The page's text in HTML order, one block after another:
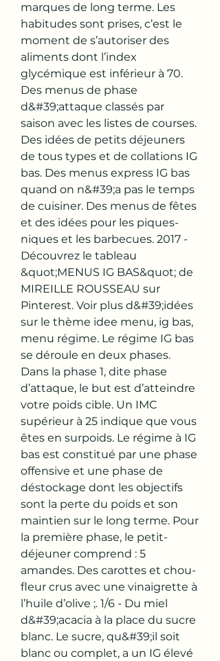
marques de long terme. Les
habitudes sont prises, c’est le
moment de s’autoriser des
aliments dont l’index
glycémique est inférieur à 70.
Des menus de phase
d&#39;attaque classés par
saison avec les listes de courses.
Des idées de petits déjeuners
de tous types et de collations IG
bas. Des menus express IG bas
quand on n&#39;a pas le temps
de cuisiner. Des menus de fêtes
et des idées pour les piques-
niques et les barbecues. 2017 -
Découvrez le tableau
&quot;MENUS IG BAS&quot; de
MIREILLE ROUSSEAU sur
Pinterest. Voir plus d&#39;idées
sur le thème idee menu, ig bas,
menu régime. Le régime IG bas
se déroule en deux phases.
Dans la phase 1, dite phase
d’attaque, le but est d’atteindre
votre poids cible. Un IMC
supérieur à 25 indique que vous
êtes en surpoids. Le régime à IG
bas est constitué par une phase
offensive et une phase de
déstockage dont les objectifs
sont la perte du poids et son
maintien sur le long terme. Pour
la première phase, le petit-
déjeuner comprend : 5
amandes. Des carottes et chou-
fleur crus avec une vinaigrette à
l’huile d’olive ;. 1/6 - Du miel
d&#39;acacia à la place du sucre
blanc. Le sucre, qu&#39;il soit
blanc ou complet, a un IG élevé